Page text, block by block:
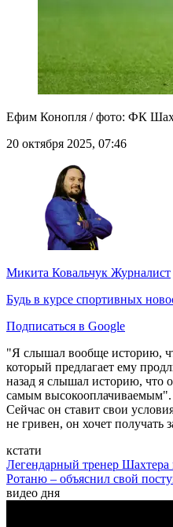
Ефим Конопля / фото: ФК
20 октября 2025, 07:46
Микита Ковальчук Журналист
Будь в курсе спортивных
Подписаться в Google
"Я слышал вообще историю,
который предлагает ему
назад я слышал историю, что
самым высокооплачиваемым".
Сейчас он ставит свои
не гривен, он хочет получать
кстати
Легендарный тренер
Ротаню – объяснил свой
видео дня